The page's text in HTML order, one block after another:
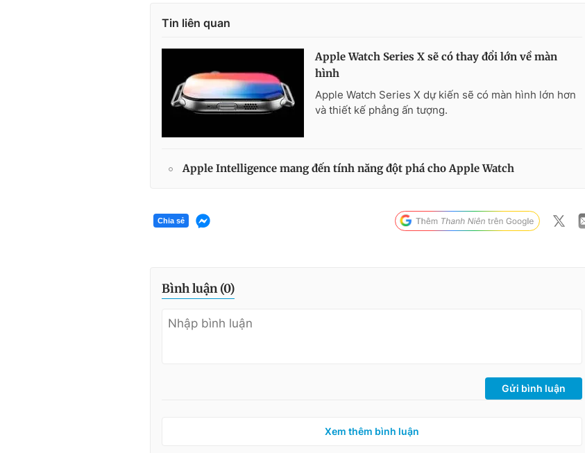
Tin liên quan
Apple Watch Series X sẽ có thay đổi lớn về màn
hình
Apple Watch Series X dự kiến sẽ có màn hình lớn hơn
và thiết kế phẳng ấn tượng.
Apple Intelligence mang đến tính năng đột phá cho Apple Watch
Chia sẻ
Bình luận (0)
Gửi bình luận
Xem thêm bình luận